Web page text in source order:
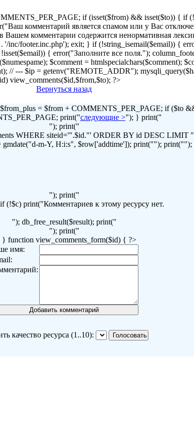
if (isset($from) && isset($to)) { if
комментарий является спамом или у Вас
комментарии содержится ненормативная
inc/footer.inc.php'); exit; } if (!string_isemail($email)) {
{ error("Заполните все поля.");
$comment = htmlspecialchars($comment);
// --- $ip = getenv("REMOTE_ADDR");
view_comments($id,$from,$to); ?>
Вернуться назад
= $from + COMMENTS_PER_PAGE; if ($to
print("следующие >"); } print("
"); print("
WHERE siteid='".$id."' ORDER BY id DESC
gmdate("d-m-Y, H:i:s", $row['addtime']); print("");
"); print("
(!$c) print("Комментариев к этому ресурсу нет.
"); db_free_result($result); print("
"); print("
} function view_comments_form($id) { ?>
имя:
качество ресурса (1..10):